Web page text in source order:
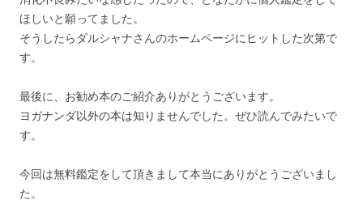
ほしいと願ってました。
そうしたらダルシャナさんのホームページにヒットした次第で
す。
最後に、お勧め本のご紹介ありがとうございます。
ヨガナンダ以外の本は知りませんでした。ぜひ読んでみたいで
す。
今回は無料鑑定をして頂きまして本当にありがとうございまし
た。